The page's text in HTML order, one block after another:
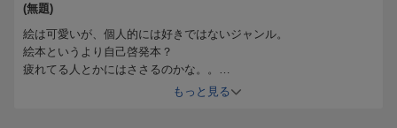
(無題)
絵は可愛いが、個人的には好きではないジャンル。
絵本というより自己啓発本？
疲れてる人とかにはささるのかな。。
良い事言ってる風なのだが、内容が入ってこなかった。
もっと見る